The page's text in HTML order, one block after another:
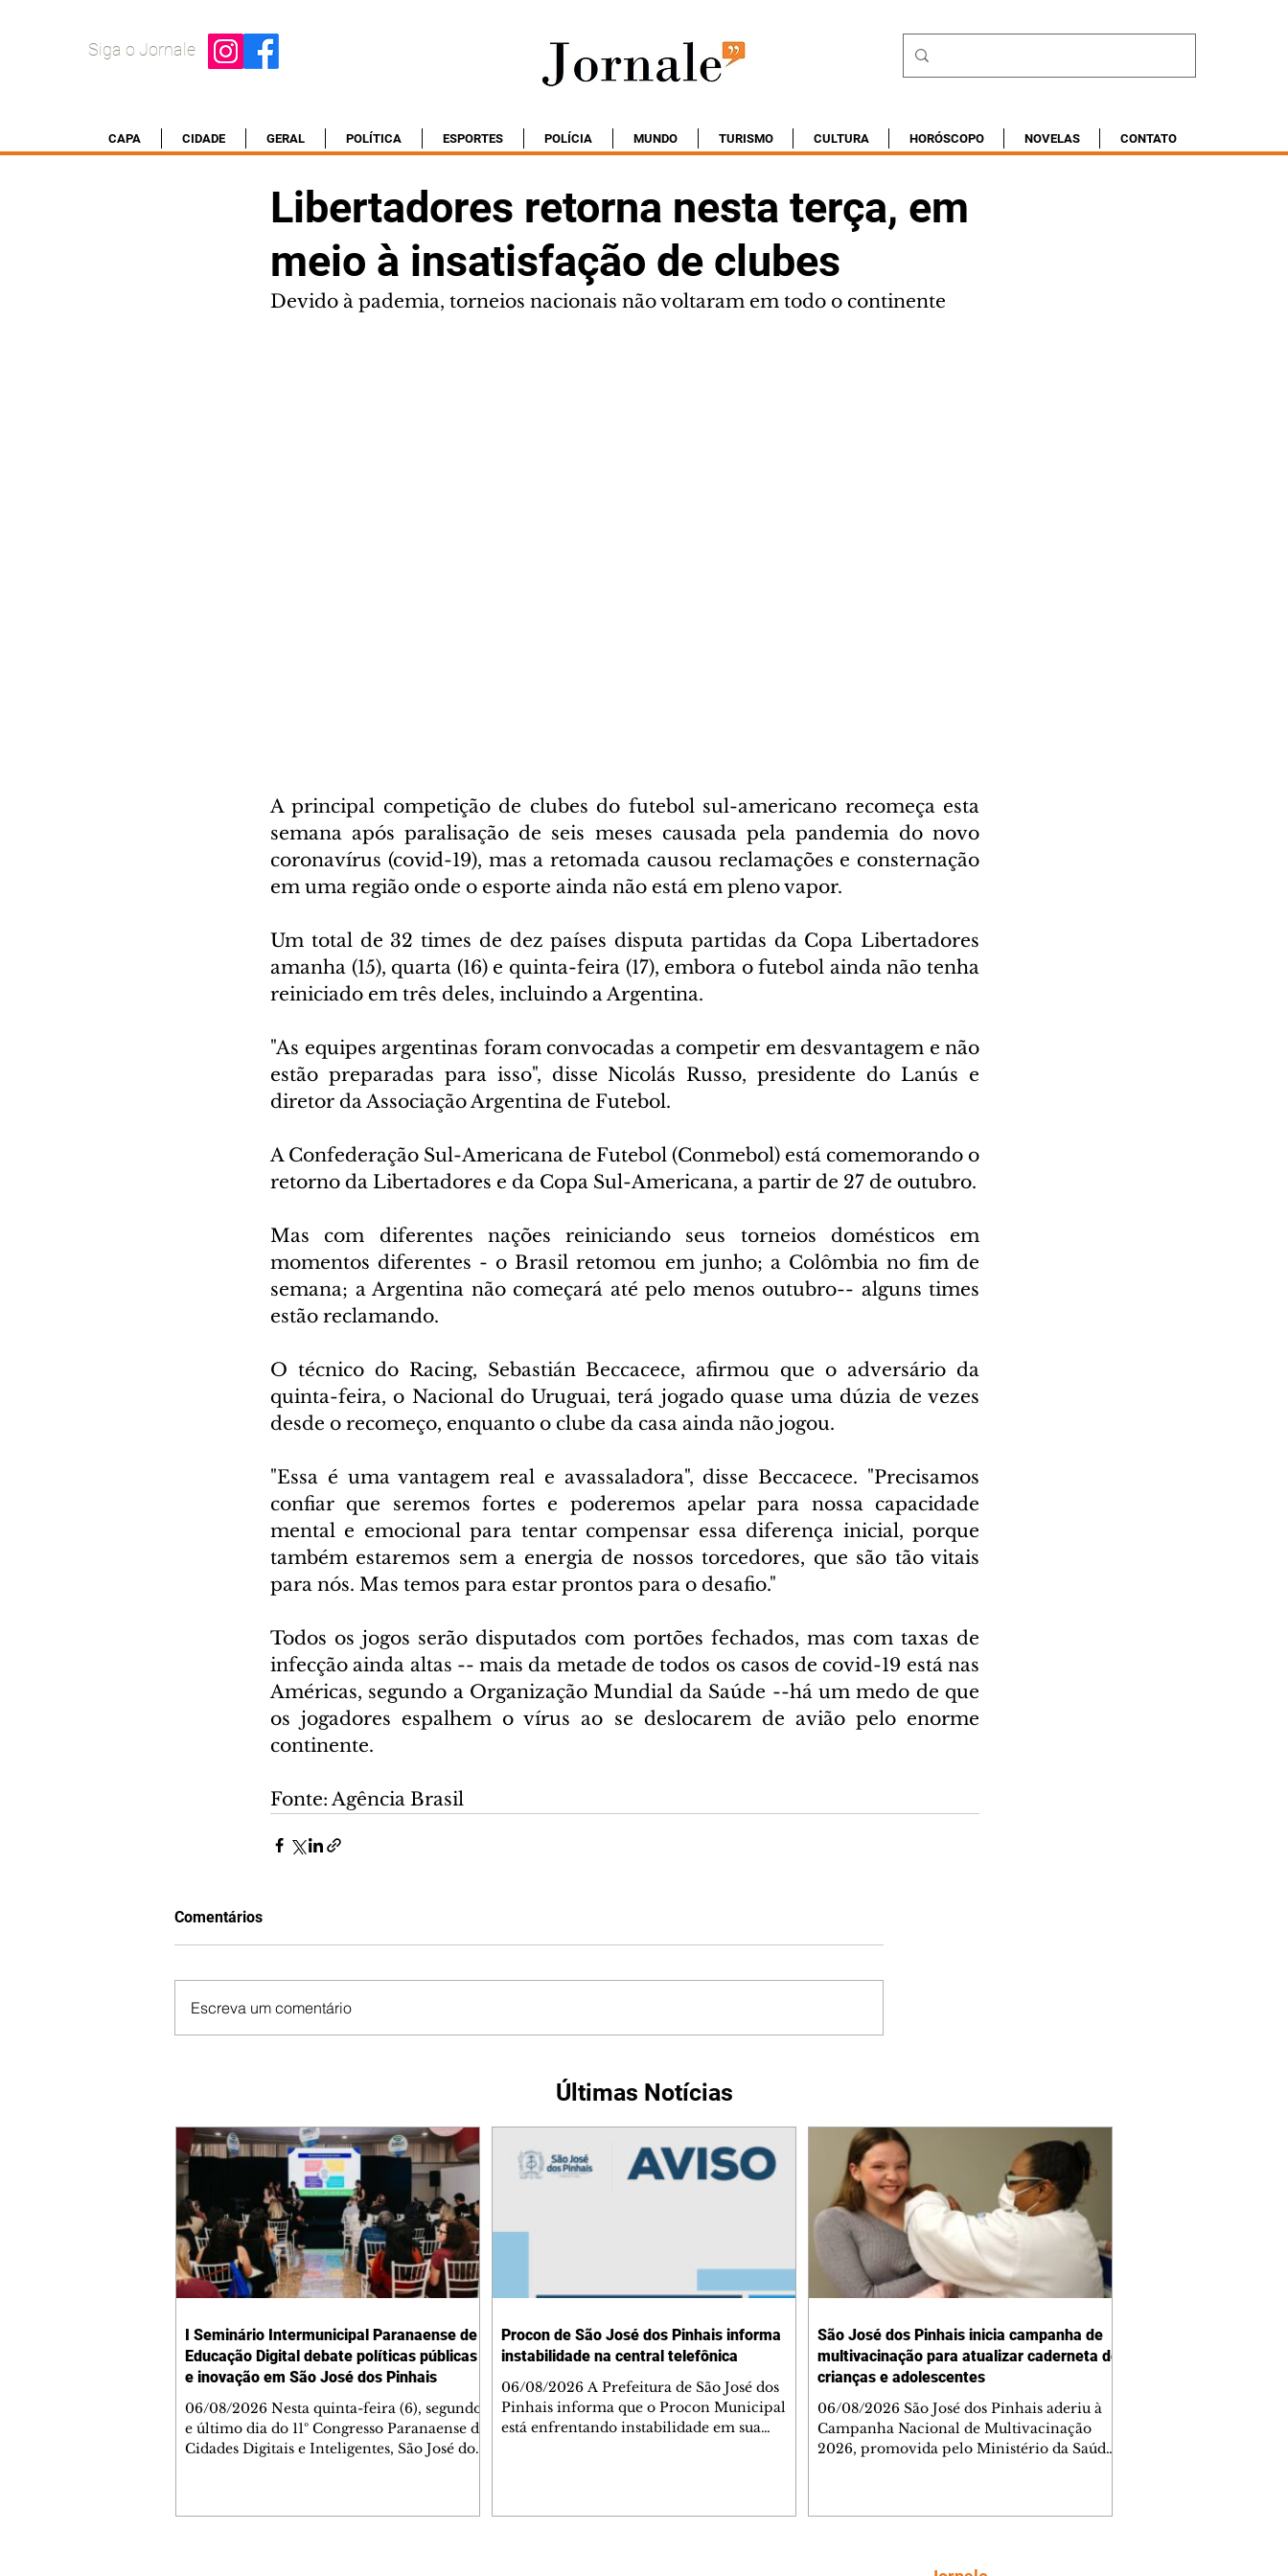
Siga o Jornale
CAPA CIDADE GERAL POLÍTICA ESPORTES POLÍCIA MUNDO TURISMO CULTURA HORÓSCOPO NOVELAS CONTATO
Libertadores retorna nesta terça, em
meio à insatisfação de clubes
Devido à pademia, torneios nacionais não voltaram em todo o continente
A principal competição de clubes do futebol sul-americano recomeça esta
semana após paralisação de seis meses causada pela pandemia do novo
coronavírus (covid-19), mas a retomada causou reclamações e consternação
em uma região onde o esporte ainda não está em pleno vapor.
Um total de 32 times de dez países disputa partidas da Copa Libertadores
amanha (15), quarta (16) e quinta-feira (17), embora o futebol ainda não tenha
reiniciado em três deles, incluindo a Argentina.
"As equipes argentinas foram convocadas a competir em desvantagem e não
estão preparadas para isso", disse Nicolás Russo, presidente do Lanús e
diretor da Associação Argentina de Futebol.
A Confederação Sul-Americana de Futebol (Conmebol) está comemorando o
retorno da Libertadores e da Copa Sul-Americana, a partir de 27 de outubro.
Mas com diferentes nações reiniciando seus torneios domésticos em
momentos diferentes - o Brasil retomou em junho; a Colômbia no fim de
semana; a Argentina não começará até pelo menos outubro-- alguns times
estão reclamando.
O técnico do Racing, Sebastián Beccacece, afirmou que o adversário da
quinta-feira, o Nacional do Uruguai, terá jogado quase uma dúzia de vezes
desde o recomeço, enquanto o clube da casa ainda não jogou.
"Essa é uma vantagem real e avassaladora", disse Beccacece. "Precisamos
confiar que seremos fortes e poderemos apelar para nossa capacidade
mental e emocional para tentar compensar essa diferença inicial, porque
também estaremos sem a energia de nossos torcedores, que são tão vitais
para nós. Mas temos para estar prontos para o desafio."
Todos os jogos serão disputados com portões fechados, mas com taxas de
infecção ainda altas -- mais da metade de todos os casos de covid-19 está nas
Américas, segundo a Organização Mundial da Saúde --há um medo de que
os jogadores espalhem o vírus ao se deslocarem de avião pelo enorme
continente.
Fonte: Agência Brasil
Comentários
Escreva um comentário
Últimas Notícias
I Seminário Intermunicipal Paranaense de
Educação Digital debate políticas públicas
e inovação em São José dos Pinhais
06/08/2026 Nesta quinta-feira (6), segundo
e último dia do 11º Congresso Paranaense de
Cidades Digitais e Inteligentes, São José dos
Procon de São José dos Pinhais informa
instabilidade na central telefônica
06/08/2026 A Prefeitura de São José dos
Pinhais informa que o Procon Municipal
está enfrentando instabilidade em sua
São José dos Pinhais inicia campanha de
multivacinação para atualizar caderneta de
crianças e adolescentes
06/08/2026 São José dos Pinhais aderiu à
Campanha Nacional de Multivacinação
2026, promovida pelo Ministério da Saúde
vacinal no município. Segundo a Secretaria